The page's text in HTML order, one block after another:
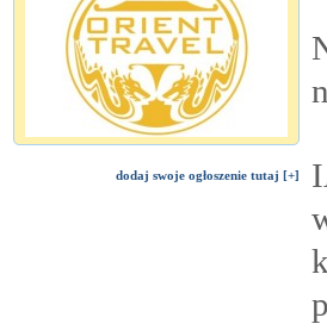
dodaj swoje ogłoszenie tutaj [+]